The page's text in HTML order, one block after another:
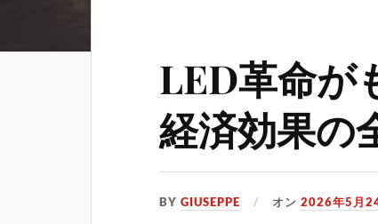
LED革命が
経済効果の
BYGIUSEPPE オン2026年5月